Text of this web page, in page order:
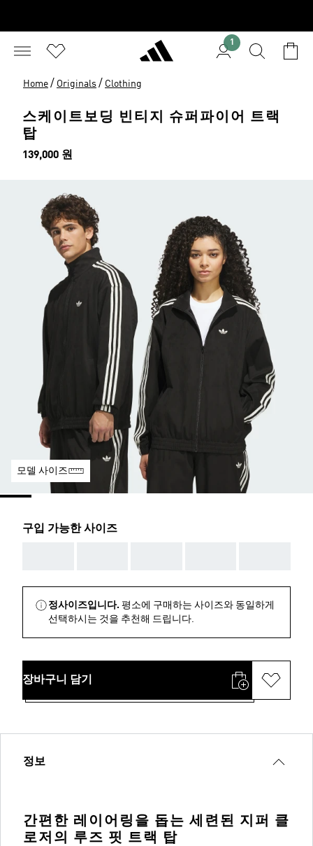
1
Home / Originals / Clothing
스케이트보딩 빈티지 슈퍼파이어 트랙
탑
가격
139,000 원
모델 사이즈
구입 가능한 사이즈
정사이즈입니다. 평소에 구매하는 사이즈와 동일하게
선택하시는 것을 추천해 드립니다.
장바구니 담기
정보
간편한 레이어링을 돕는 세련된 지퍼 클
로저의 루즈 핏 트랙 탑